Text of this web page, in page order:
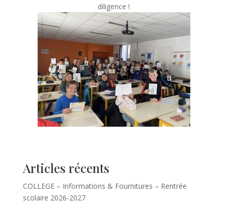
diligence !
Articles récents
COLLEGE – Informations & Fournitures – Rentrée
scolaire 2026-2027